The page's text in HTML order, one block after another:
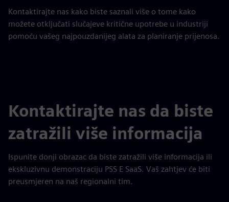
Kontaktirajte nas kako biste saznali više o tome kako
možete otključati slučajeve kritične upotrebe u industriji
pomoću vašeg najpouzdanijeg alata za planiranje prijenosa.
Kontaktirajte nas da biste
zatražili više informacija
Ispunite donji obrazac da biste zatražili više informacija ili
ekskluzivnu demonstraciju PSS E SaaS. Vaš zahtjev će biti
preusmjeren na naš regionalni tim.